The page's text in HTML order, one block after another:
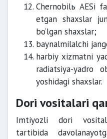
Chernobilь AESi
etgan shaxslar
bo‘lgan shaxslar;
baynalmilalchi
harbiy xizmatni
radiatsiya-yadro
yoshidagi shaxslar.
Dori vositalari
Imtiyozli dori
tartibida